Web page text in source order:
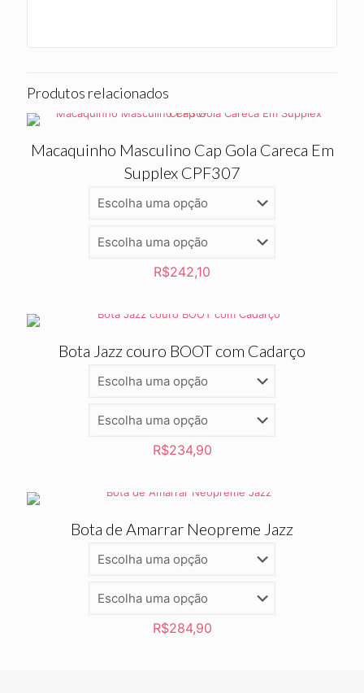
Produtos relacionados
Macaquinho Masculino Cap Gola Careca Em
Supplex CPF307
R$242,10
Bota Jazz couro BOOT com Cadarço
R$234,90
Bota de Amarrar Neopreme Jazz
R$284,90